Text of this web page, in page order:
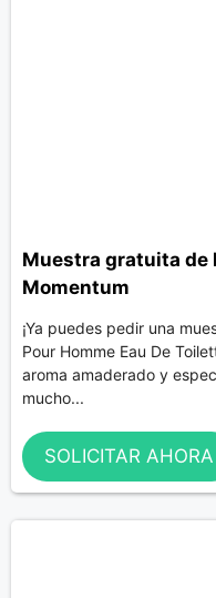
Muestra gratuita de
Momentum
¡Ya puedes pedir una
Pour Homme Eau De
aroma amaderado y
mucho...
SOLICITAR AHORA